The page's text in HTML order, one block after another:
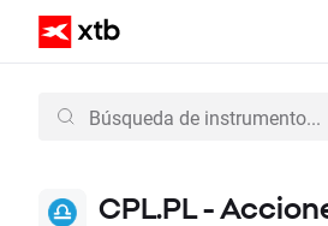
CPL.PL -